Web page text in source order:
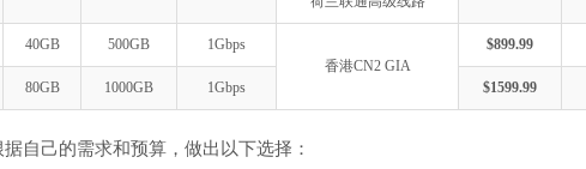
40GB 500GB
1Gbps
香港CN2 GIA
$899.99
80GB 1000GB 1Gbps $1599.99
自己的需求和预算，做出以下选择：